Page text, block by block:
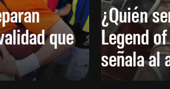
que
¿Quién
Legend
señala al